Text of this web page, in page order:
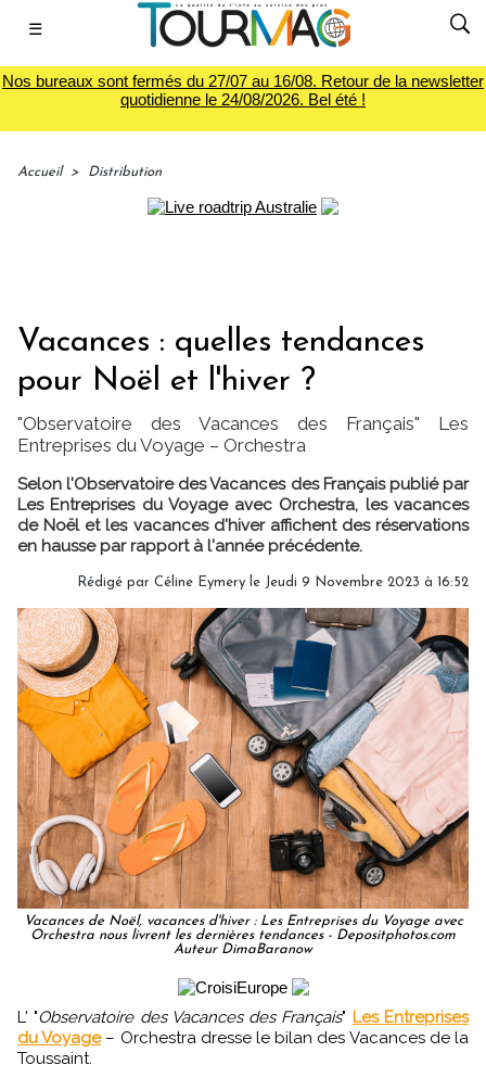
☰
Nos bureaux sont fermés du 27/07 au 16/08. Retour de la newsletter
quotidienne le 24/08/2026. Bel été !
Accueil > Distribution
Vacances : quelles tendances
pour Noël et l'hiver ?
"Observatoire des Vacances des Français" Les
Entreprises du Voyage – Orchestra
Selon l'Observatoire des Vacances des Français publié par
Les Entreprises du Voyage avec Orchestra, les vacances
de Noël et les vacances d'hiver affichent des réservations
en hausse par rapport à l'année précédente.
Rédigé par Céline Eymery le Jeudi 9 Novembre 2023 à 16:52
Vacances de Noël, vacances d'hiver : Les Entreprises du Voyage avec
Orchestra nous livrent les dernières tendances - Depositphotos.com
Auteur DimaBaranow
L' "Observatoire des Vacances des Français" Les Entreprises
du Voyage– Orchestra dresse le bilan des Vacances de la
Toussaint.